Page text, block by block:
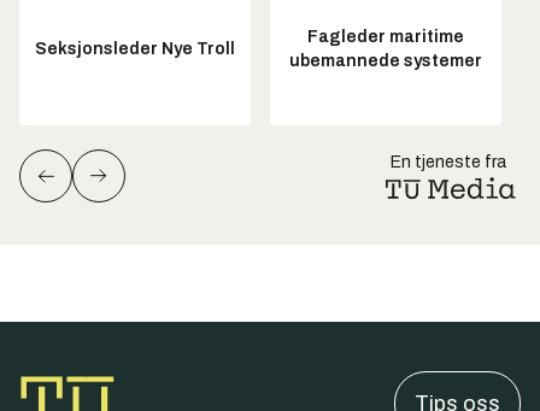
Seksjonsleder Nye Troll
Fagleder maritime
ubemannede systemer
En tjeneste fra
Tips oss